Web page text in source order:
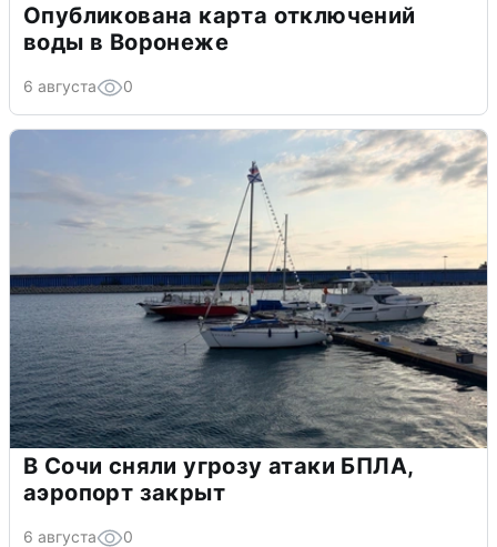
Опубликована карта отключений
воды в Воронеже
6 августа 0
В Сочи сняли угрозу атаки БПЛА,
аэропорт закрыт
6 августа 0